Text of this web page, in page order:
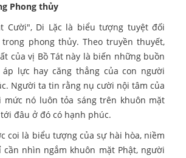
Phong thủy
Cười", Di Lặc là biểu tượng tuyệt đối
phong thủy. Theo truyền thuyết,
của vị Bồ Tát này là biến những buồn
lực hay căng thẳng của con người
Người ta tin rằng nụ cười nội tâm của
mức nó luôn tỏa sáng trên khuôn mặt
đâu ở đó có hạnh phúc.
coi là biểu tượng của sự hài hòa, niềm
nhìn ngắm khuôn mặt Phật, người